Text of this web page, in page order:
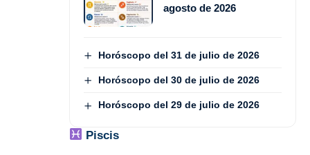
agosto de 2026
Horóscopo del 31 de julio de 2026
Horóscopo del 30 de julio de 2026
Horóscopo del 29 de julio de 2026
Piscis